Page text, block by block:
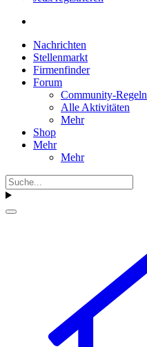
Nachrichten
Stellenmarkt
Firmenfinder
Forum
Community-Regeln
Alle Aktivitäten
Mehr
Shop
Mehr
Mehr